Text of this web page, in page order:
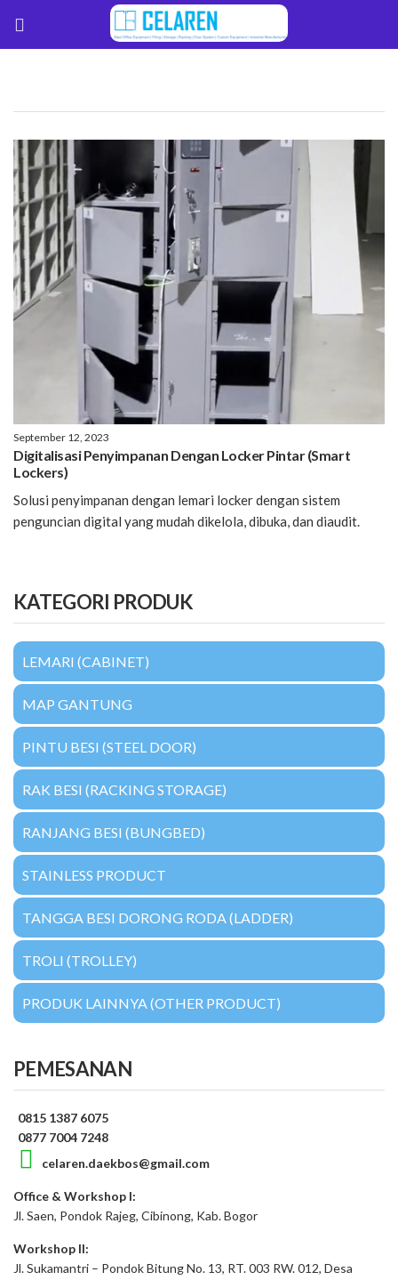
September 12, 2023
Digitalisasi Penyimpanan Dengan Locker Pintar (Smart
Lockers)
Solusi penyimpanan dengan lemari locker dengan sistem
penguncian digital yang mudah dikelola, dibuka, dan diaudit.
KATEGORI PRODUK
LEMARI (CABINET)
MAP GANTUNG
PINTU BESI (STEEL DOOR)
RAK BESI (RACKING STORAGE)
RANJANG BESI (BUNGBED)
STAINLESS PRODUCT
TANGGA BESI DORONG RODA (LADDER)
TROLI (TROLLEY)
PRODUK LAINNYA (OTHER PRODUCT)
PEMESANAN
0815 1387 6075
0877 7004 7248
celaren.daekbos@gmail.com
Office & Workshop I:
Jl. Saen, Pondok Rajeg, Cibinong, Kab. Bogor
Workshop II:
Jl. Sukamantri – Pondok Bitung No. 13, RT. 003 RW. 012, Desa